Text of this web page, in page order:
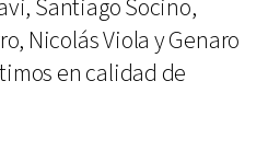
Santiago Socino,
Nicolás Viola y Genaro
en calidad de